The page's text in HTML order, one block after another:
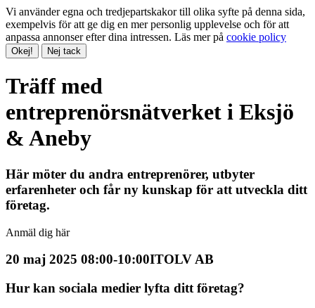
Vi använder egna och tredjepartskakor till olika syfte på denna sida,
exempelvis för att ge dig en mer personlig upplevelse och för att
anpassa annonser efter dina intressen. Läs mer på cookie policy
Okej! Nej tack
Träff med
entreprenörsnätverket i Eksjö
& Aneby
Här möter du andra entreprenörer, utbyter
erfarenheter och får ny kunskap för att utveckla ditt
företag.
Anmäl dig här
20 maj 2025 08:00-10:00ITOLV AB
Hur kan sociala medier lyfta ditt företag?